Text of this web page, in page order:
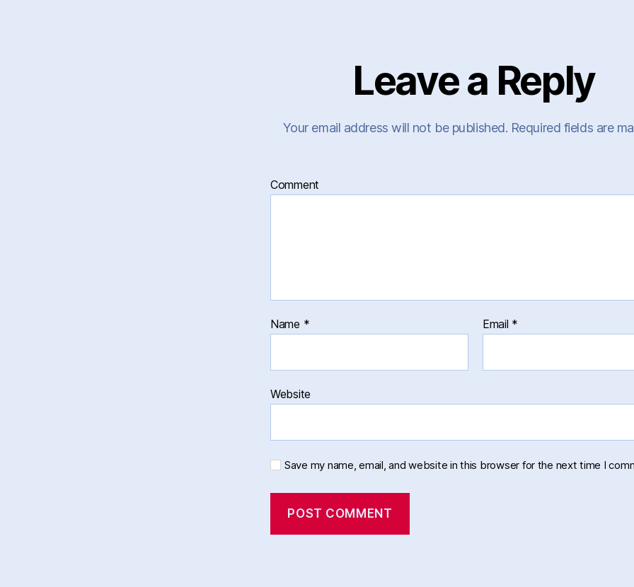
Leave a Reply
Your email address will not be published. Required fields are
Comment
Name * Email *
Website
Save my name, email, and website in this browser for the next time I